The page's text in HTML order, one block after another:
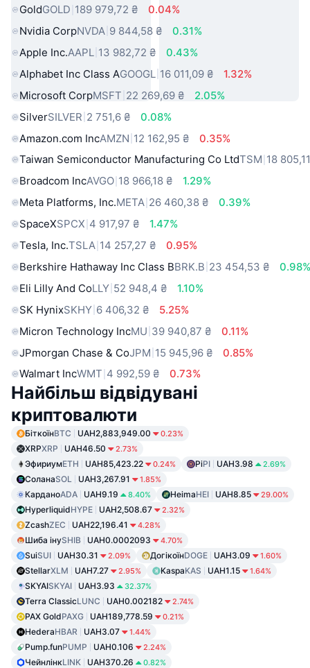
GoldGOLD 189 979,72 ₴
0.04%
Nvidia CorpNVDA 9 844,58 ₴
0.31%
Apple Inc.AAPL 13 982,72 ₴
0.43%
Alphabet Inc Class AGOOGL 16 011,09 ₴
1.32%
Microsoft CorpMSFT 22 269,69 ₴
2.05%
SilverSILVER 2 751,6 ₴
0.08%
Amazon.com IncAMZN 12 162,95 ₴
0.35%
Taiwan Semiconductor Manufacturing Co LtdTSM 18
Broadcom IncAVGO 18 966,18 ₴
1.29%
Meta Platforms, Inc.META 26 460,38 ₴
0.39%
SpaceXSPCX 4 917,97 ₴
1.47%
Tesla, Inc.TSLA 14 257,27 ₴
0.95%
Berkshire Hathaway Inc Class BBRK.B 23 454,53 ₴
Eli Lilly And CoLLY 52 948,4 ₴
1.10%
SK HynixSKHY 6 406,32 ₴
5.25%
Micron Technology IncMU 39 940,87 ₴
0.11%
JPmorgan Chase & CoJPM 15 945,96 ₴
0.85%
Walmart IncWMT 4 992,59 ₴ 0.73%
Найбільш відвідувані
криптовалюти
БіткоїнBTC UAH2,883,949.00 0.23%
XRPXRP UAH46.50 2.73%
ЭфириумETH UAH85,423.22 0.24% PiPI UAH3.98 2.69%
СоланаSOL UAH3,267.91 1.85%
КарданоADA UAH9.19 8.40% HeimaHEI UAH8.85 29.00%
HyperliquidHYPE UAH2,508.67 2.32%
ZcashZEC UAH22,196.41 4.28%
Шиба інуSHIB UAH0.0002093 4.70%
SuiSUI UAH30.31 2.09% ДогікоїнDOGE UAH3.09 1.60%
StellarXLM UAH7.27 2.95% KaspaKAS UAH1.15 1.64%
SKYAISKYAI UAH3.93 32.37%
Terra ClassicLUNC UAH0.002182 2.74%
PAX GoldPAXG UAH189,778.59 0.21%
HederaHBAR UAH3.07 1.44%
Pump.funPUMP UAH0.106 2.24%
ЧейнлінкLINK UAH370.26 0.82%